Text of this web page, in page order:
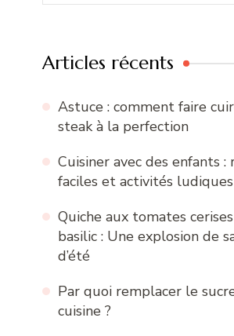
Articles récents
Astuce : comment faire
steak à la perfection
Cuisiner avec des enfants :
faciles et activités ludiques
Quiche aux tomates
basilic : Une explosion de
d’été
Par quoi remplacer le
cuisine ?